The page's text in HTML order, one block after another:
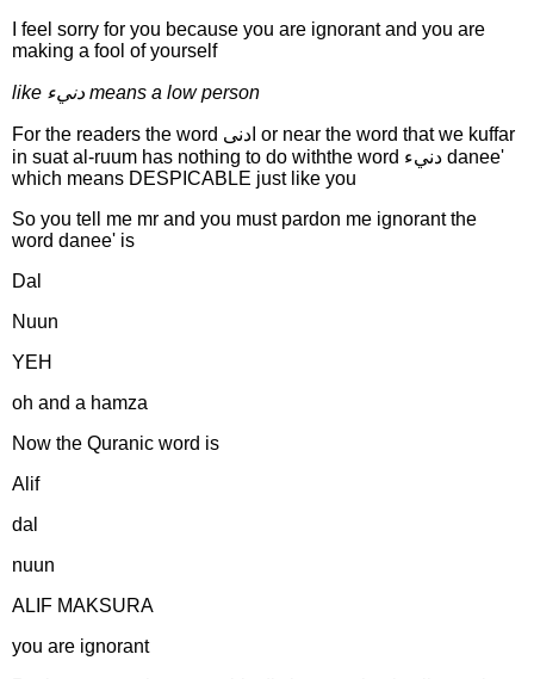
I feel sorry for you because you are ignorant and you are
making a fool of yourself
like دنيء means a low person
For the readers the word ادنى or near the word that we kuffar
in suat al-ruum has nothing to do withthe word دنيء danee'
which means DESPICABLE just like you
So you tell me mr and you must pardon me ignorant the
word danee' is
Dal
Nuun
YEH
oh and a hamza
Now the Quranic word is
Alif
dal
nuun
ALIF MAKSURA
you are ignorant